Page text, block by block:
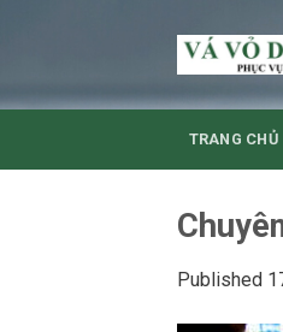
TRANG CHỦ
Published